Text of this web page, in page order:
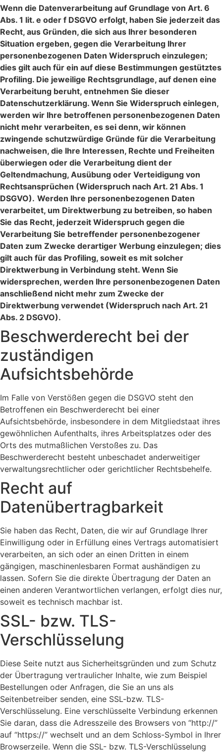
Wenn die Datenverarbeitung auf Grundlage von Art. 6
Abs. 1 lit. e oder f DSGVO erfolgt, haben Sie jederzeit das
Recht, aus Gründen, die sich aus Ihrer besonderen
Situation ergeben, gegen die Verarbeitung Ihrer
personenbezogenen Daten Widerspruch einzulegen;
dies gilt auch für ein auf diese Bestimmungen gestütztes
Profiling. Die jeweilige Rechtsgrundlage, auf denen eine
Verarbeitung beruht, entnehmen Sie dieser
Datenschutzerklärung. Wenn Sie Widerspruch einlegen,
werden wir Ihre betroffenen personenbezogenen Daten
nicht mehr verarbeiten, es sei denn, wir können
zwingende schutzwürdige Gründe für die Verarbeitung
nachweisen, die Ihre Interessen, Rechte und Freiheiten
überwiegen oder die Verarbeitung dient der
Geltendmachung, Ausübung oder Verteidigung von
Rechtsansprüchen (Widerspruch nach Art. 21 Abs. 1
DSGVO). Werden Ihre personenbezogenen Daten
verarbeitet, um Direktwerbung zu betreiben, so haben
Sie das Recht, jederzeit Widerspruch gegen die
Verarbeitung Sie betreffender personenbezogener
Daten zum Zwecke derartiger Werbung einzulegen; dies
gilt auch für das Profiling, soweit es mit solcher
Direktwerbung in Verbindung steht. Wenn Sie
widersprechen, werden Ihre personenbezogenen Daten
anschließend nicht mehr zum Zwecke der
Direktwerbung verwendet (Widerspruch nach Art. 21
Abs. 2 DSGVO).
Beschwerderecht bei der
zuständigen
Aufsichtsbehörde
Im Falle von Verstößen gegen die DSGVO steht den
Betroffenen ein Beschwerderecht bei einer
Aufsichtsbehörde, insbesondere in dem Mitgliedstaat ihres
gewöhnlichen Aufenthalts, ihres Arbeitsplatzes oder des
Orts des mutmaßlichen Verstoßes zu. Das
Beschwerderecht besteht unbeschadet anderweitiger
verwaltungsrechtlicher oder gerichtlicher Rechtsbehelfe.
Recht auf
Datenübertragbarkeit
Sie haben das Recht, Daten, die wir auf Grundlage Ihrer
Einwilligung oder in Erfüllung eines Vertrags automatisiert
verarbeiten, an sich oder an einen Dritten in einem
gängigen, maschinenlesbaren Format aushändigen zu
lassen. Sofern Sie die direkte Übertragung der Daten an
einen anderen Verantwortlichen verlangen, erfolgt dies nur,
soweit es technisch machbar ist.
SSL- bzw. TLS-
Verschlüsselung
Diese Seite nutzt aus Sicherheitsgründen und zum Schutz
der Übertragung vertraulicher Inhalte, wie zum Beispiel
Bestellungen oder Anfragen, die Sie an uns als
Seitenbetreiber senden, eine SSL-bzw. TLS-
Verschlüsselung. Eine verschlüsselte Verbindung erkennen
Sie daran, dass die Adresszeile des Browsers von “http://”
auf “https://” wechselt und an dem Schloss-Symbol in Ihrer
Browserzeile. Wenn die SSL- bzw. TLS-Verschlüsselung